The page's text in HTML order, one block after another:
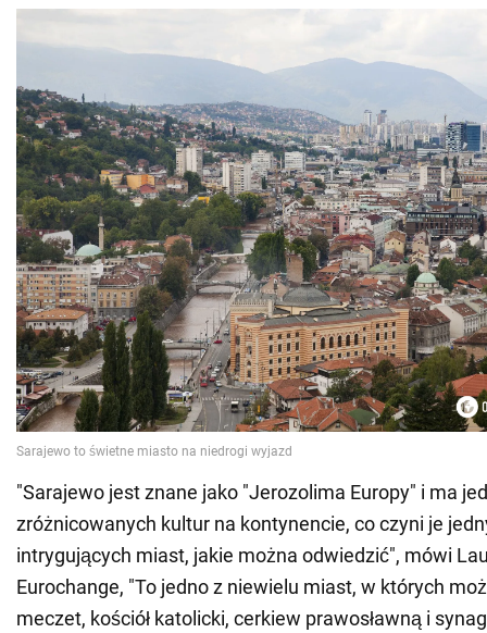
"Sarajewo jest znane jako "Jerozolima Europy" i ma
zróżnicowanych kultur na kontynencie, co czyni je
intrygujących miast, jakie można odwiedzić", mówi
Eurochange, "To jedno z niewielu miast, w których
meczet, kościół katolicki, cerkiew prawosławną i